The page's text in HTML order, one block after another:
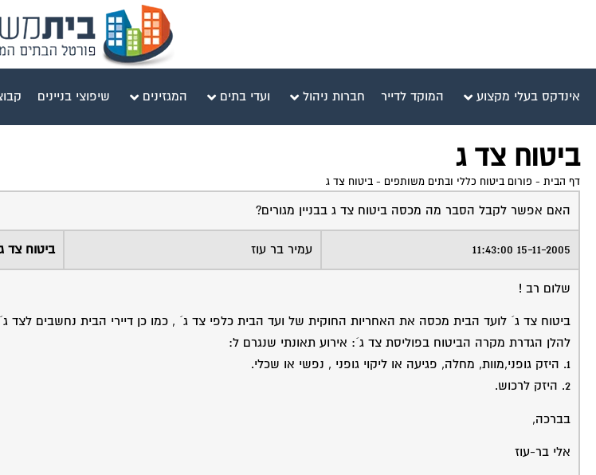
אינדקס בעלי מקצוע המוקד לדייר חברות ניהול ועדי בתים המגזינים שיפוצי בניינים
ביטוח צד ג
דף הבית - פורום ביטוח כללי ובתים משותפים - ביטוח צד ג
האם אפשר לקבל הסבר מה מכסה ביטוח צד ג בבניין מגורים?
15-11-2005 11:43:00 עמיר בר עוז ביטוח צד
שלום רב !
ביטוח צד ג´ לועד הבית מכסה את האחריות החוקית של ועד הבית כלפי צד ג´ , כמו כן דיירי הבית נחשבים לצד ג´
להלן הגדרת מקרה הביטוח בפוליסת צד ג´: אירוע תאונתי שנגרם ל:
1. היזק גופני,מוות, מחלה, פגיעה או ליקוי גופני , נפשי או שכלי.
2. היזק לרכוש.
בברכה,
אלי בר-עוז